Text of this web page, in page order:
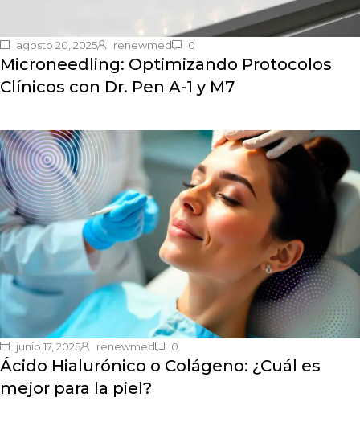
agosto 20, 2025 renewmed 0
Microneedling: Optimizando Protocolos
Clínicos con Dr. Pen A-1 y M7
junio 17, 2025 renewmed 0
Ácido Hialurónico o Colágeno: ¿Cuál es
mejor para la piel?